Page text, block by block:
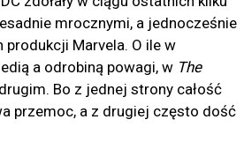
mrocznymi, a jednocześnie
Marvela. O ile w
a odrobiną powagi, w The
Bo z jednej strony całość
przemoc, a z drugiej często dość